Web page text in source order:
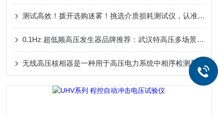
测试高效！拨开选购迷雾！挑选介质损耗测试仪，认准武汉这家本土实力派！
0.1Hz 超低频高压发生器品牌推荐：武汉特高压多场景适配，化工测试更省心